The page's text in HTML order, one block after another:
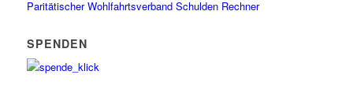
Paritätischer Wohlfahrtsverband Schulden Rechner
SPENDEN